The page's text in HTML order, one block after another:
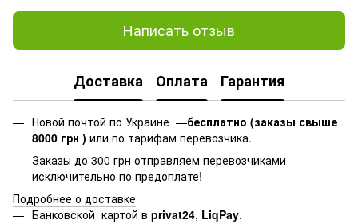
Написать отзыв
Доставка Оплата Гарантия
Новой почтой по Украине —бесплатно (заказы свыше
8000 грн ) или по тарифам перевозчика.
Заказы до 300 грн отправляем перевозчиками
исключительно по предоплате!
Подробнее о доставке
Банковской картой в privat24, LiqPay.